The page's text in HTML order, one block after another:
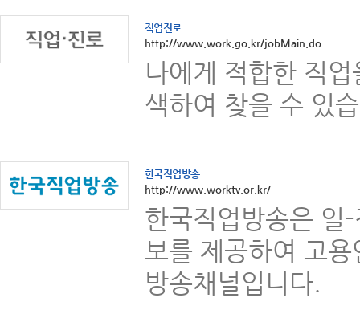
직업진로
http://www.work.go.kr/jobMain.do
나에게 적합한 직
색하여 찾을 수 있
한국직업방송
http://www.worktv.or.kr/
한국직업방송은 일
보를 제공하여 고
방송채널입니다.